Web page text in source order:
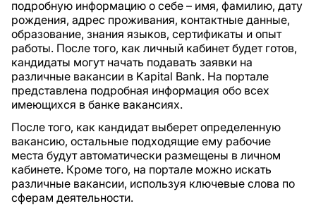
подробную информацию о себе – имя, фамилию, дату
рождения, адрес проживания, контактные данные,
образование, знания языков, сертификаты и опыт
работы. После того, как личный кабинет будет готов,
кандидаты могут начать подавать заявки на
различные вакансии в Kapital Bank. На портале
представлена подробная информация обо всех
имеющихся в банке вакансиях.
После того, как кандидат выберет определенную
вакансию, остальные подходящие ему рабочие
места будут автоматически размещены в личном
кабинете. Кроме того, на портале можно искать
различные вакансии, используя ключевые слова по
сферам деятельности.